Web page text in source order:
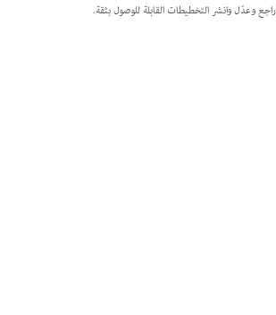
وعدّل وانشر التخطيطات القابلة للوصول بثقة.